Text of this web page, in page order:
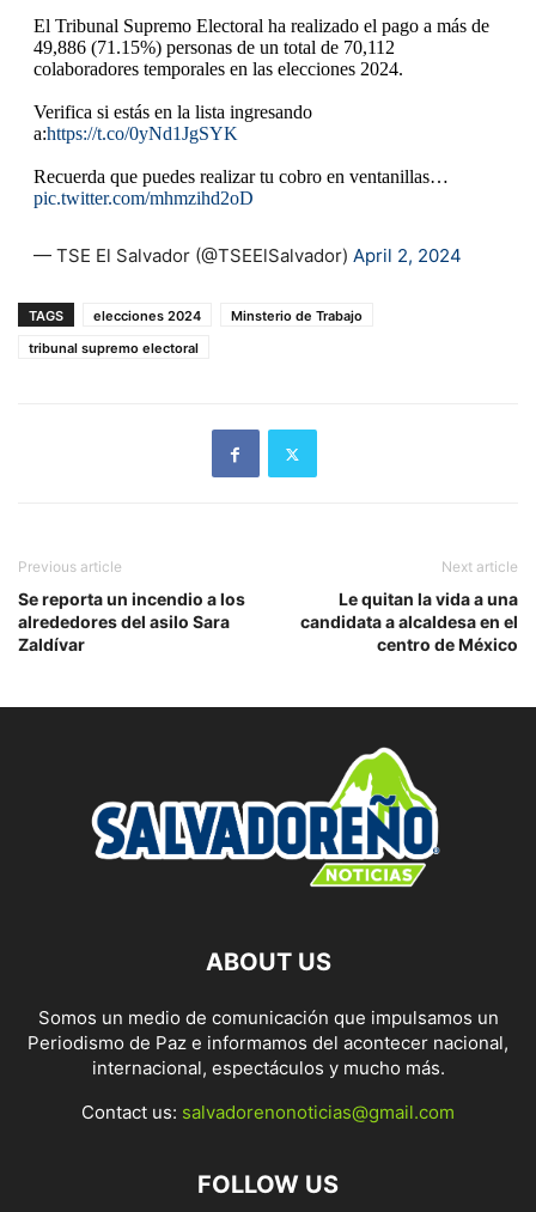
El Tribunal Supremo Electoral ha realizado el pago a más de
49,886 (71.15%) personas de un total de 70,112
colaboradores temporales en las elecciones 2024.
Verifica si estás en la lista ingresando
a:https://t.co/0yNd1JgSYK
Recuerda que puedes realizar tu cobro en ventanillas…
pic.twitter.com/mhmzihd2oD
— TSE El Salvador (@TSEElSalvador) April 2, 2024
TAGS elecciones 2024
Minsterio de Trabajo
tribunal supremo electoral
Previous article
Se reporta un incendio a los
alrededores del asilo Sara
Zaldívar
Next article
Le quitan la vida a una
candidata a alcaldesa en el
centro de México
ABOUT US
Somos un medio de comunicación que impulsamos un
Periodismo de Paz e informamos del acontecer nacional,
internacional, espectáculos y mucho más.
Contact us: salvadorenonoticias@gmail.com
FOLLOW US